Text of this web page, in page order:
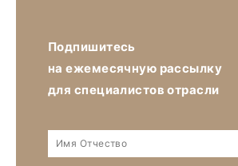
Подпишитесь
на ежемесячную рассылку
для специалистов отрасли